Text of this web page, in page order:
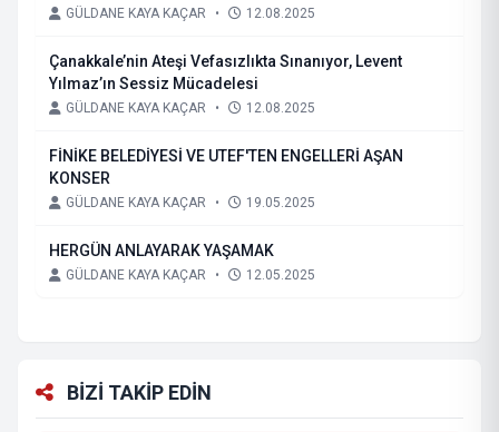
GÜLDANE KAYA KAÇAR • 12.08.2025
Çanakkale’nin Ateşi Vefasızlıkta Sınanıyor, Levent
Yılmaz’ın Sessiz Mücadelesi
GÜLDANE KAYA KAÇAR • 12.08.2025
FİNİKE BELEDİYESİ VE UTEF'TEN ENGELLERİ AŞAN
KONSER
GÜLDANE KAYA KAÇAR • 19.05.2025
HERGÜN ANLAYARAK YAŞAMAK
GÜLDANE KAYA KAÇAR • 12.05.2025
BİZİ TAKİP EDİN